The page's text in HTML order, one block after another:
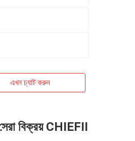
এখন চ্যাট করুন
বিক্রয় CHIEFII